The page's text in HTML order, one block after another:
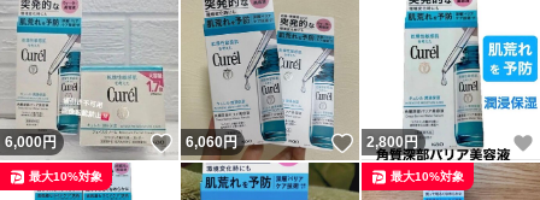
6,000円 いいね！
6,060円 いいね！
2,800円
最大10%対象 最大10%対象